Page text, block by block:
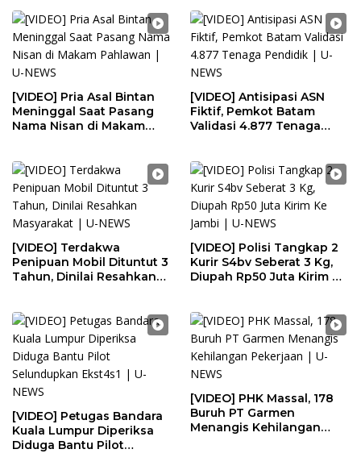
[VIDEO] Pria Asal Bintan
Meninggal Saat Pasang
Nama Nisan di Makam
[VIDEO] Antisipasi ASN
Fiktif, Pemkot Batam
Validasi 4.877 Tenaga
[VIDEO] Terdakwa
Penipuan Mobil Dituntut 3
Tahun, Dinilai Resahkan
[VIDEO] Polisi Tangkap 2
Kurir S4bv Seberat 3 Kg,
Diupah Rp50 Juta Kirim Ke
[VIDEO] Petugas Bandara
Kuala Lumpur Diperiksa
Diduga Bantu Pilot
[VIDEO] PHK Massal, 178
Buruh PT Garmen
Menangis Kehilangan